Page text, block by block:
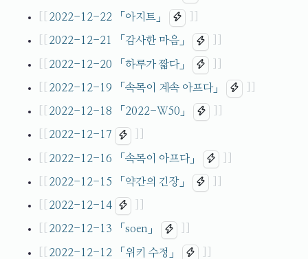
2022-12-22 「아지트」
2022-12-21 「감사한 마음」
2022-12-20 「하루가 짧다」
2022-12-19 「속목이 계속 아프다」
2022-12-18 「2022-W50」
2022-12-17
2022-12-16 「속목이 아프다」
2022-12-15 「약간의 긴장」
2022-12-14
2022-12-13 「soen」
2022-12-12 「위키 수정」